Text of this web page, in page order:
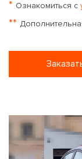
* Ознакомиться с
**